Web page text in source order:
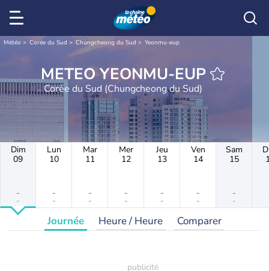
Météo Corée du Sud Chungcheong du Sud Yeonmu-eup
METEO YEONMU-EUP
Corée du Sud (Chungcheong du Sud)
Dim
09
-
-
Lun
10
-
-
Mar
11
-
-
Mer
12
-
-
Jeu
13
-
-
Ven
14
-
-
Sam
15
-
-
Journée Heure / Heure Comparer